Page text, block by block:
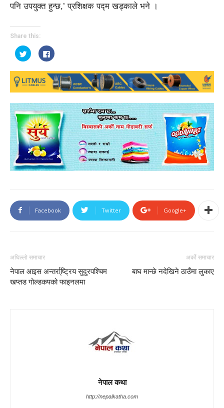
पनि उपयुक्त हुन्छ,’ प्रशिक्षक पद्म खड्काले भने ।
Share this:
Click
to
share
on
(Opens
in
new
Click
to
on
Facebook
(Opens
in
new
Facebook Twitter Google+
अघिल्लो समाचार
नेपाल आइस अन्तर्रा्ष्ट्रिय सुदुरपश्चिम
खप्तड गोल्डकपको फाइनलमा
अर्को समाचार
बाघ मान्छे नदेखिने ठाउँमा लुकाए
नेपाल कथा
http://nepalkatha.com